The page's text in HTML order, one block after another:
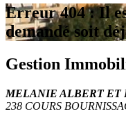
Erreur 404 : Il
demandé soit
Gestion
MELANIE ALBERT
238 COURS